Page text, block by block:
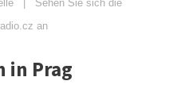
Sehen Sie sich die
an
in Prag